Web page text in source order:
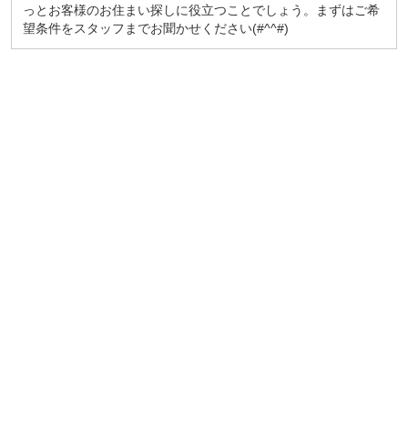
っとお客様のお住まい探しに役立つことでしょう。まずはご希
望条件をスタッフまでお聞かせください(#^^#)